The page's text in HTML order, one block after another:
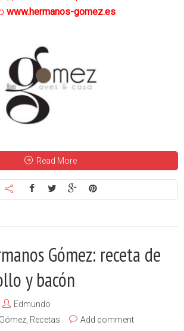
www.hermanos-gomez.es
Read More
Gómez: receta de
y bacón
Edmundo
, Recetas Add comment